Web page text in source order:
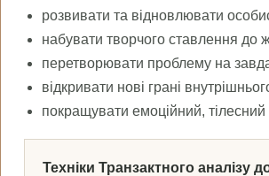
розвивати та відновлювати
набувати творчого ставлення до
перетворювати проблему на
відкривати нові грані
покращувати емоційний, тілесний
Техніки Транзактного аналізу